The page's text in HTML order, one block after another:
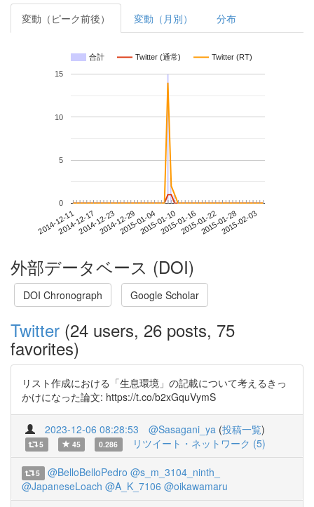
変動（ピーク前後） 変動（月別） 分布
合計 Twitter (通常) Twitter (RT)
2014-12-112014-12-172014-12-232014-12-292015-01-042015-01-102015-01-162015-01-222015-01-282015-02-03
0
5
10
15
外部データベース (DOI)
DOI Chronograph Google Scholar
Twitter (24 users, 26 posts, 75
favorites)
リスト作成における「生息環境」の記載について考えるきっ
かけになった論文: https://t.co/b2xGquVymS
2023-12-06 08:28:53 @Sasagani_ya (投稿一覧)
5 45 0.286 リツイート・ネットワーク (5)
5 @BelloBelloPedro @s_m_3104_ninth_
@JapaneseLoach @A_K_7106 @oikawamaru